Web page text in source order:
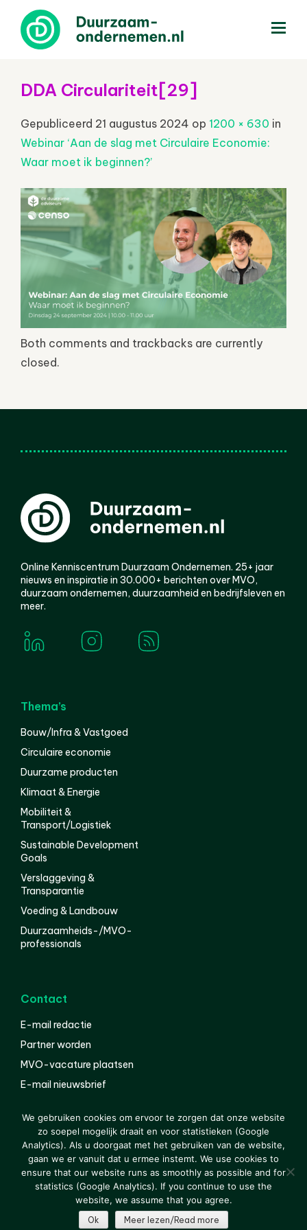
DDA Circulariteit[29]
Gepubliceerd 21 augustus 2024 op 1200 × 630 in
Webinar ‘Aan de slag met Circulaire Economie:
Waar moet ik beginnen?’
Both comments and trackbacks are currently
closed.
Online Kenniscentrum Duurzaam Ondernemen. 25+ jaar
nieuws en inspiratie in 30.000+ berichten over MVO,
duurzaam ondernemen, duurzaamheid en bedrijfsleven en
meer.
Thema’s
Bouw/Infra & Vastgoed
Circulaire economie
Duurzame producten
Klimaat & Energie
Mobiliteit &
Transport/Logistiek
Sustainable Development
Goals
Verslaggeving &
Transparantie
Voeding & Landbouw
Duurzaamheids-/MVO-
professionals
Contact
E-mail redactie
Partner worden
MVO-vacature plaatsen
E-mail nieuwsbrief
© 2000-2026 Van der Molen EIS Colofon
Disclaimer
Privacy
We gebruiken cookies om ervoor te zorgen dat onze website
zo soepel mogelijk draait en voor statistieken (Google
Analytics). Als u doorgaat met het gebruiken van de website,
gaan we er vanuit dat u ermee instemt. We use cookies to
ensure that our website runs as smoothly as possible and for
statistics (Google Analytics). If you continue to use the
website, we assume that you agree.
Ok Meer lezen/Read more